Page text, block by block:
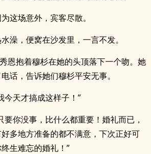
这场意外，宾客尽散。
澡，便窝在沙发里，一言不发。
恩抱着穆杉在她的头顶落下一个吻。她
话，告诉她们穆杉平安无事。
今天才搞成这样子！”
要你没事，比什么都重要！婚礼而已，
多地方准备的都不满意，下次正好可
生难忘的婚礼！”